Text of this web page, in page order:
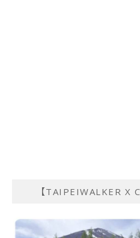
【TAIPEIWALKER X